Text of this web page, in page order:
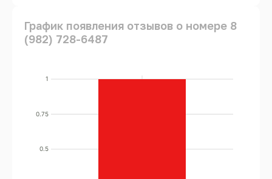
График появления отзывов о номере 8
(982) 728-6487
0.5
0.75
1